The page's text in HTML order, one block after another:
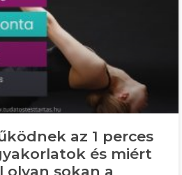
az 1 perces
és miért
olyan sokan a